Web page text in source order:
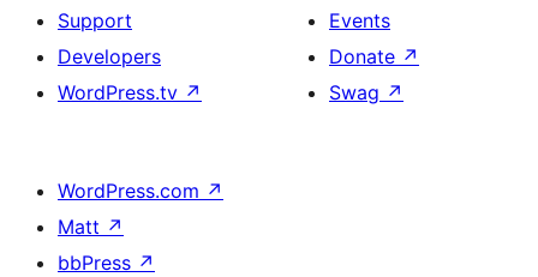
Support
Developers
WordPress.tv ↗
Events
Donate ↗
Swag ↗
WordPress.com ↗
Matt ↗
bbPress ↗